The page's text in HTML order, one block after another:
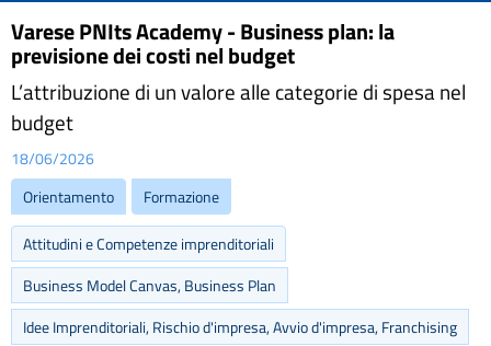
Varese PNIts Academy - Business plan: la
previsione dei costi nel budget
L’attribuzione di un valore alle categorie di spesa nel
budget
18/06/2026
Orientamento
Formazione
Attitudini e Competenze imprenditoriali
Business Model Canvas, Business Plan
Idee Imprenditoriali, Rischio d'impresa, Avvio d'impresa, Franchising